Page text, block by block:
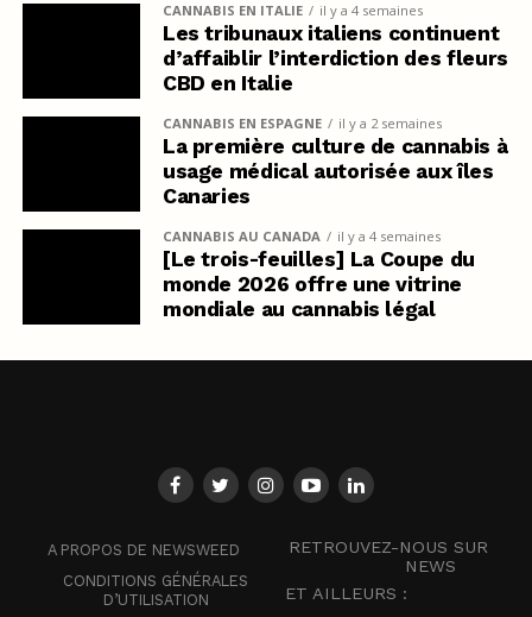
CANNABIS EN ITALIE il y a 4 semaines
Les tribunaux italiens continuent
d’affaiblir l’interdiction des fleurs
CBD en Italie
CANNABIS EN ESPAGNE il y a 2 semaines
La première culture de cannabis à
usage médical autorisée aux îles
Canaries
CANNABIS AU CANADA il y a 4 semaines
[Le trois-feuilles] La Coupe du
monde 2026 offre une vitrine
mondiale au cannabis légal
A PROPOS DE NEWSWEED
CONDITIONS GÉNÉRALES
D’UTILISATION
RETROUVEZ-NOUS SUR
NEWS
ET AILLEURS :